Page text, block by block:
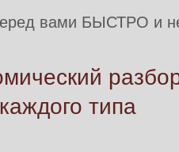
вами БЫСТРО и
типа